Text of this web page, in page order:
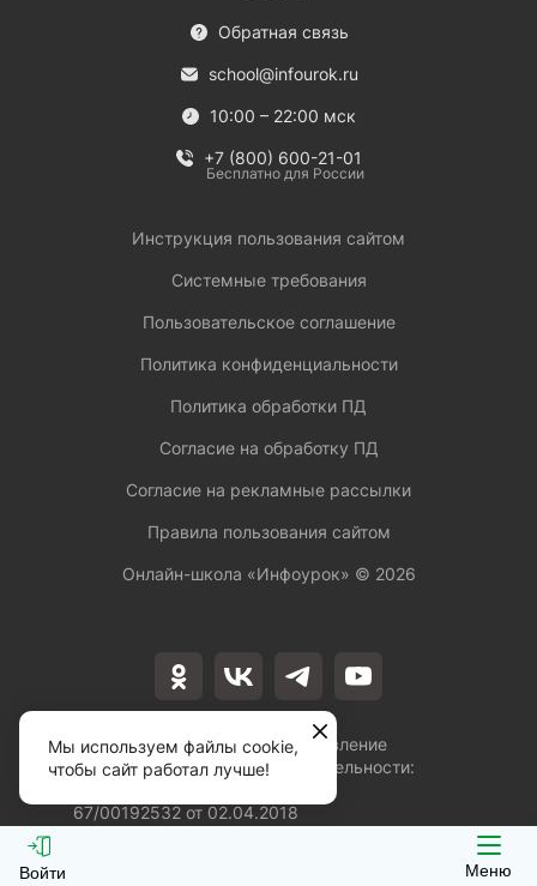
Войти Меню
Лицензия на осуществление
образовательной деятельности:
67/00192532 от 02.04.2018
Обратная связь
school@infourok.ru
10:00 – 22:00 мск
+7 (800) 600-21-01
Бесплатно для России
Инструкция пользования сайтом
Системные требования
Пользовательское соглашение
Политика конфиденциальности
Политика обработки ПД
Согласие на обработку ПД
Согласие на рекламные рассылки
Правила пользования сайтом
Онлайн-школа «Инфоурок» © 2026
Мы используем файлы cookie,
чтобы сайт работал лучше!